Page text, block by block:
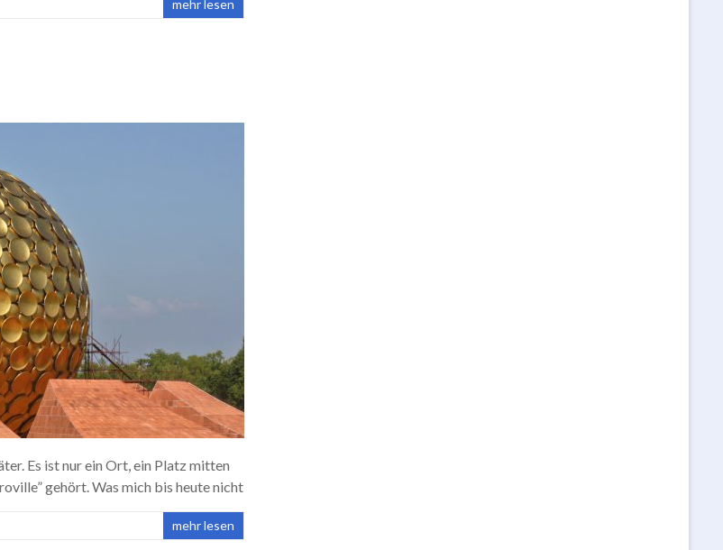
mehr lesen
Es ist nur ein Ort, ein Platz mitten
gehört. Was mich bis heute nicht
mehr lesen